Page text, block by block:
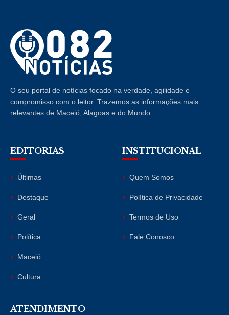
O seu portal de notícias focado na verdade, agilidade e
compromisso com o leitor. Trazemos as informações mais
relevantes de Maceió, Alagoas e do Mundo.
EDITORIAS
Últimas
Destaque
Geral
Política
Maceió
Cultura
INSTITUCIONAL
Quem Somos
Política de Privacidade
Termos de Uso
Fale Conosco
ATENDIMENTO